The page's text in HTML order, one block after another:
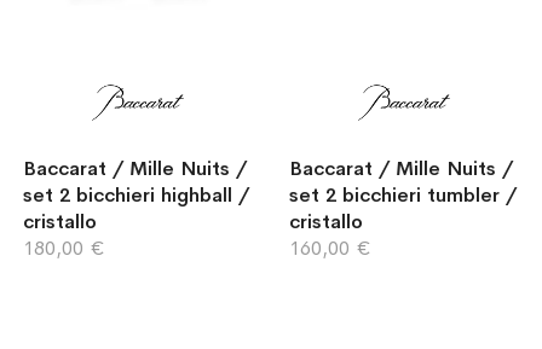
Baccarat / Mille Nuits /
set 2 bicchieri highball /
cristallo
180,00 €
Baccarat / Mille Nuits /
set 2 bicchieri tumbler /
cristallo
160,00 €